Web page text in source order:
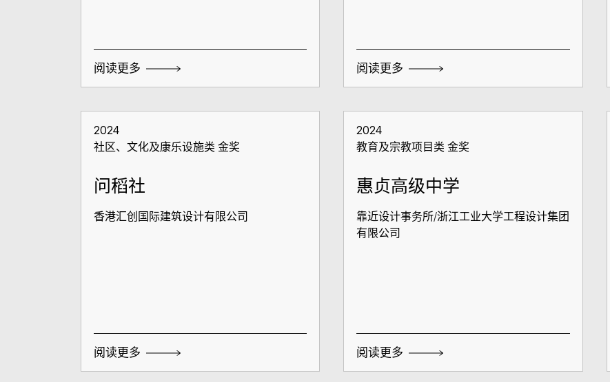
阅读更多 阅读更多
2024
社区、文化及康乐设施类 金奖
问稻社
香港汇创国际建筑设计有限公司
阅读更多
2024
教育及宗教项目类 金奖
惠贞高级中学
靠近设计事务所/浙江工业大学工程设计集团
有限公司
阅读更多